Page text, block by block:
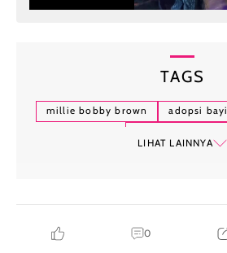
TAGS
millie bobby brown adopsi bayi
LIHAT LAINNYA
0